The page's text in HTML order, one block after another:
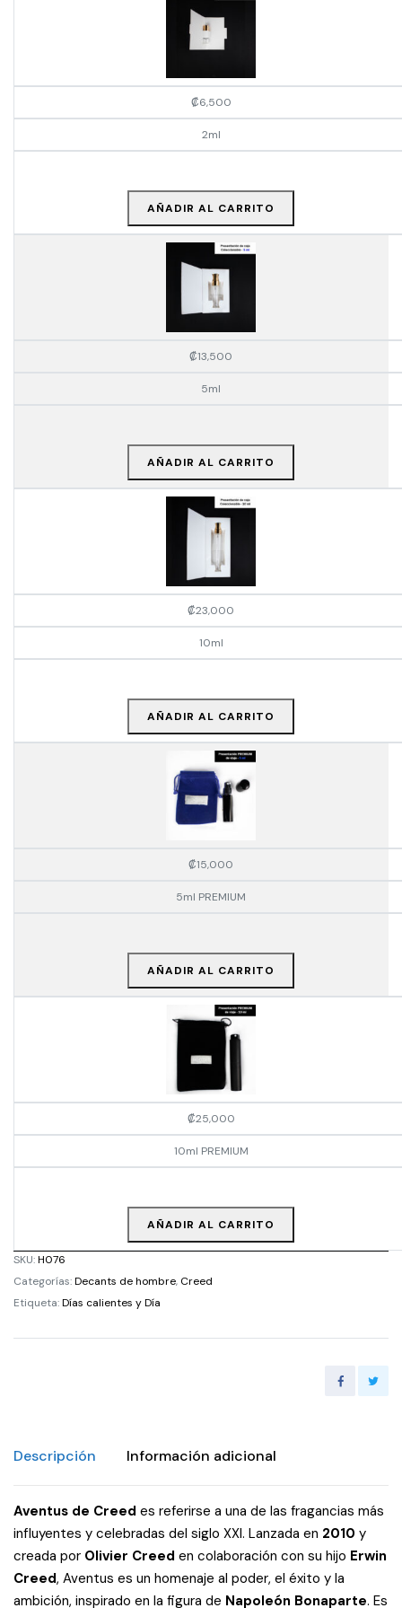
₡6,500
2ml
AÑADIR AL CARRITO
₡13,500
5ml
AÑADIR AL CARRITO
₡23,000
10ml
AÑADIR AL CARRITO
₡15,000
5ml PREMIUM
AÑADIR AL CARRITO
₡25,000
10ml PREMIUM
AÑADIR AL CARRITO
SKU:H076
Categorías:Decants de hombre, Creed
Etiqueta:Días calientes y Día
Descripción Información adicional
Aventus de Creed es referirse a una de las fragancias más
influyentes y celebradas del siglo XXI. Lanzada en 2010 y
creada por Olivier Creed en colaboración con su hijo Erwin
Creed, Aventus es un homenaje al poder, el éxito y la
ambición, inspirado en la figura de Napoleón Bonaparte. Es